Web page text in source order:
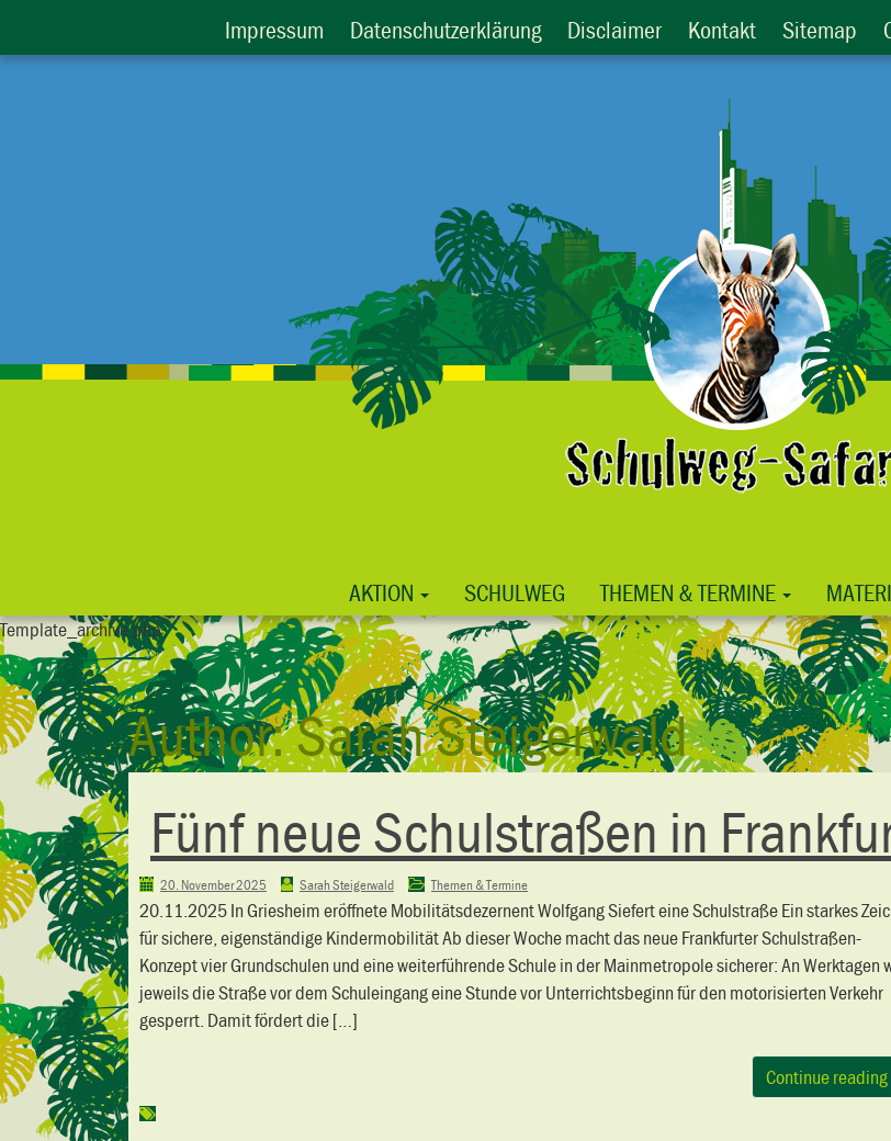
Impressum Datenschutzerklärung Disclaimer Kontakt Sitemap
AKTION SCHULWEG THEMEN & TERMINE
Template_archive.php
Author:Sarah Steigerwald
Fünf neue Schulstraßen in
20. November 2025 Sarah Steigerwald Themen & Termine
20.11.2025 In Griesheim eröffnete Mobilitätsdezernent Wolfgang Siefert eine Schulstraße Ein starkes
für sichere, eigenständige Kindermobilität Ab dieser Woche macht das neue Frankfurter Schulstraßen-
Konzept vier Grundschulen und eine weiterführende Schule in der Mainmetropole sicherer: An Werktagen
jeweils die Straße vor dem Schuleingang eine Stunde vor Unterrichtsbeginn für den motorisierten Verkehr
gesperrt. Damit fördert die […]
Continue reading